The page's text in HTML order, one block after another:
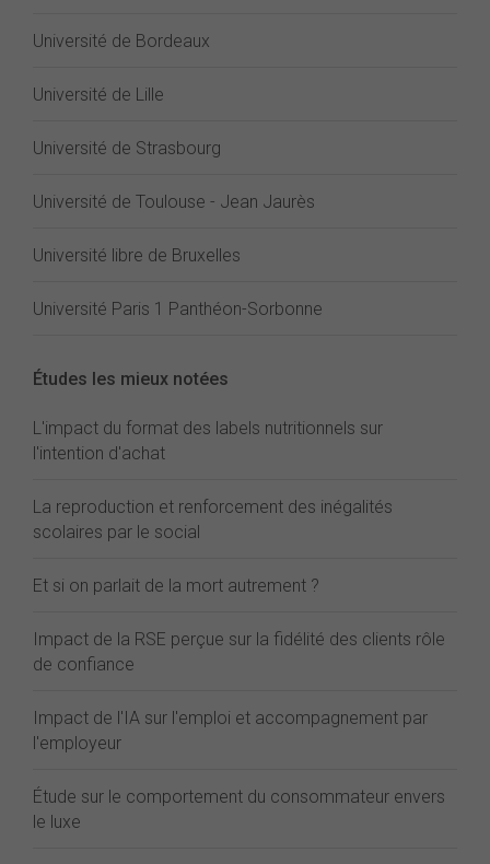
Université de Bordeaux
Université de Lille
Université de Strasbourg
Université de Toulouse - Jean Jaurès
Université libre de Bruxelles
Université Paris 1 Panthéon-Sorbonne
Études les mieux notées
L'impact du format des labels nutritionnels sur
l'intention d'achat
La reproduction et renforcement des inégalités
scolaires par le social
Et si on parlait de la mort autrement ?
Impact de la RSE perçue sur la fidélité des clients rôle
de confiance
Impact de l'IA sur l'emploi et accompagnement par
l'employeur
Étude sur le comportement du consommateur envers
le luxe